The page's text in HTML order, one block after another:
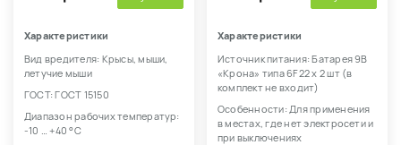
Характеристики
Вид вредителя: Крысы, мыши,
летучие мыши
ГОСТ: ГОСТ 15150
Диапазон рабочих температур:
-10 … +40 °С
Характеристики
Источник питания: Батарея 9В
«Крона» типа 6F22 х 2 шт (в
комплект не входит)
Особенности: Для применения
в местах, где нет электросети и
при выключениях